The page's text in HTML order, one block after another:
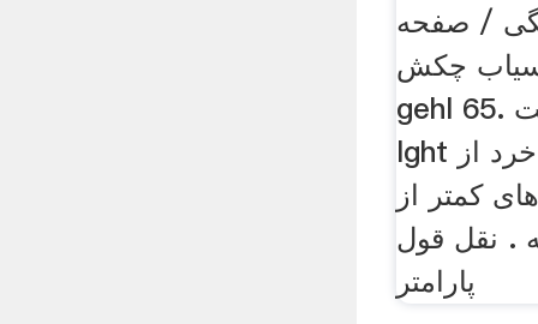
/ صفحه
چکش
gehl 65. طلا خطرناک تر است
lght چه صفحه نمایش در خرد از
کمتر از
. نقل قول
پارامتر